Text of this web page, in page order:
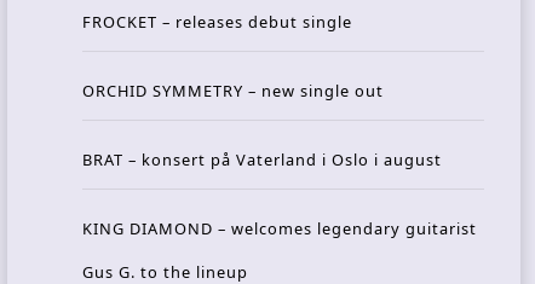
FROCKET – releases debut single
ORCHID SYMMETRY – new single out
BRAT – konsert på Vaterland i Oslo i august
KING DIAMOND – welcomes legendary guitarist
Gus G. to the lineup